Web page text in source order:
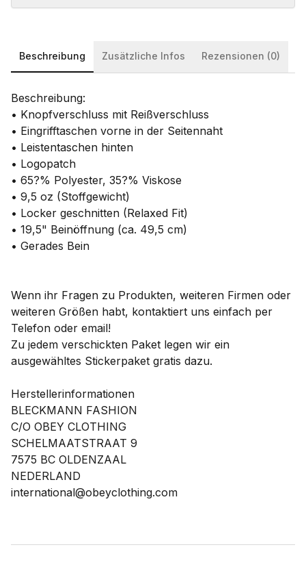
Beschreibung Zusätzliche Infos Rezensionen (0)
Beschreibung:
• Knopfverschluss mit Reißverschluss
• Eingrifftaschen vorne in der Seitennaht
• Leistentaschen hinten
• Logopatch
• 65?% Polyester, 35?% Viskose
• 9,5 oz (Stoffgewicht)
• Locker geschnitten (Relaxed Fit)
• 19,5" Beinöffnung (ca. 49,5 cm)
• Gerades Bein
Wenn ihr Fragen zu Produkten, weiteren Firmen oder
weiteren Größen habt, kontaktiert uns einfach per
Telefon oder email!
Zu jedem verschickten Paket legen wir ein
ausgewähltes Stickerpaket gratis dazu.
Herstellerinformationen
BLECKMANN FASHION
C/O OBEY CLOTHING
SCHELMAATSTRAAT 9
7575 BC OLDENZAAL
NEDERLAND
international@obeyclothing.com